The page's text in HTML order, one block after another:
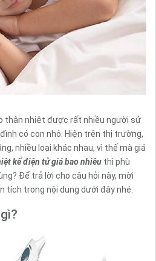
thân nhiệt được rất nhiều người sử
có con nhỏ. Hiện trên thị trường,
nhiều loại khác nhau, vì thế mà giá
kế điện tử giá bao nhiêu thì phù
Để trả lời cho câu hỏi này, mời
tích trong nội dung dưới đây nhé.